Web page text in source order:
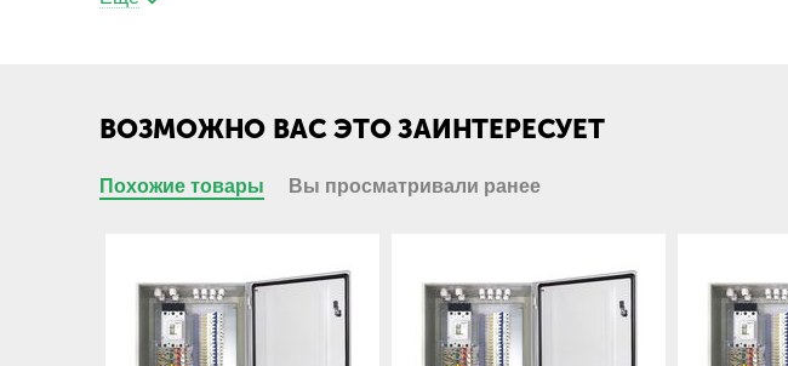
Пункт ПР 8501-xyyy-zz-УХЛ4 - расшифровка и структура
распределения электроэнергии;
выключателей переменного тока;
01 Порядковый номер в серии;
ВОЗМОЖНО ВАС ЭТО ЗАИНТЕРЕСУЕТ
Похожие товары Вы просматривали ранее